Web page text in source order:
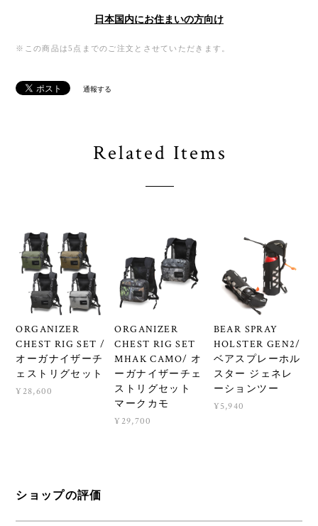
日本国内にお住まいの方向け
※この商品は5点までのご注文とさせていただきます。
通報する
Related Items
ORGANIZER
CHEST RIG SET /
オーガナイザーチ
ェストリグセット
¥28,600
ORGANIZER
CHEST RIG SET
MHAK CAMO/ オ
ーガナイザーチェ
ストリグセット
マークカモ
¥29,700
BEAR SPRAY
HOLSTER GEN2/
ベアスプレーホル
スター ジェネレ
ーションツー
¥5,940
ショップの評価